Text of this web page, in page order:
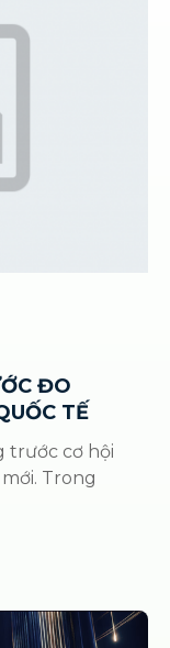
ĐO
TẾ
trước cơ hội
Trong